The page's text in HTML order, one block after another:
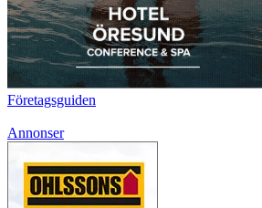
Företagsguiden
Annonser